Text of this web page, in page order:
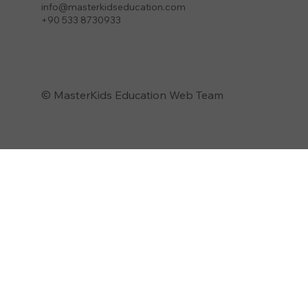
info@masterkidseducation.com
+90 533 8730933
© MasterKids Education Web Team